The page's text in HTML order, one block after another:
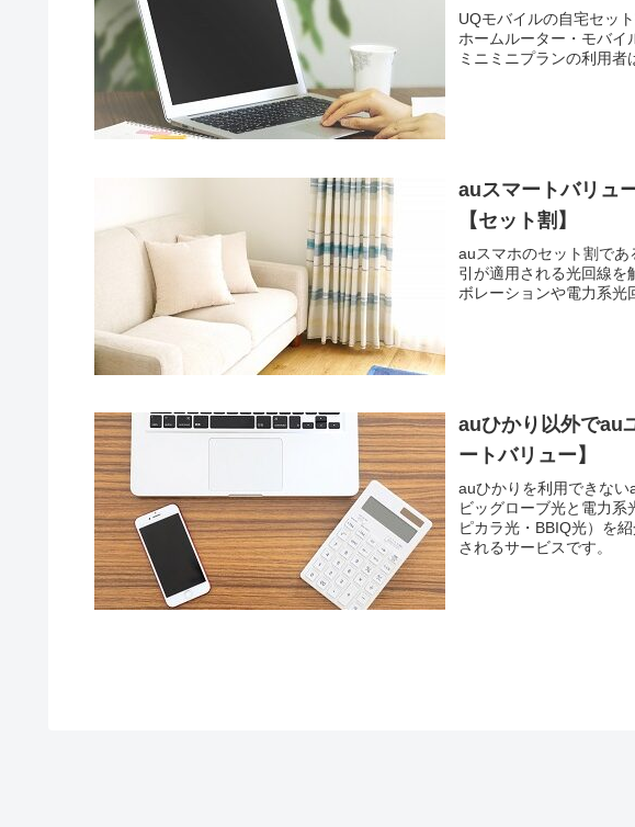
UQモバイルの自宅セッ
ホームルーター・モバイ
ミニミニプランの利用者
auスマートバリュ
【セット割】
auスマホのセット割で
引が適用される光回線を
ボレーションや電力系光
auひかり以外でau
ートバリュー】
auひかりを利用できな
ビッグローブ光と電力系
ピカラ光・BBIQ光）を
されるサービスです。